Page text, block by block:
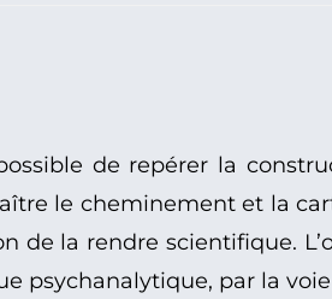
de repérer la
le cheminement et la
de la rendre scientifique.
psychanalytique, par la